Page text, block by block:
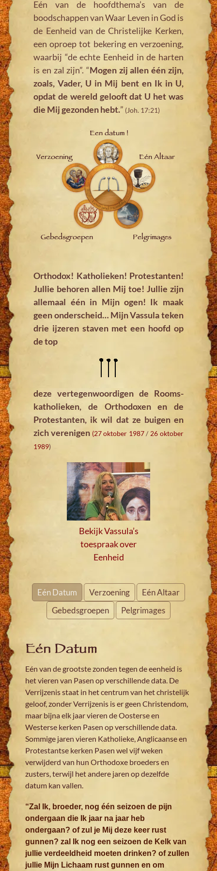
Eén van de hoofdthema’s van de
boodschappen van Waar Leven in God is
de Eenheid van de Christelijke Kerken,
een oproep tot bekering en verzoening,
waarbij “de echte Eenheid in de harten
is en zal zijn”. “Mogen zij allen één zijn,
zoals, Vader, U in Mij bent en Ik in U,
opdat de wereld gelooft dat U het was
die Mij gezonden hebt.” (Joh. 17:21)
Een datum !
Verzoening Eén Altaar
Gebedsgroepen Pelgrimages
Orthodox! Katholieken! Protestanten!
Jullie behoren allen Mij toe! Jullie zijn
allemaal één in Mijn ogen! Ik maak
geen onderscheid… Mijn Vassula teken
drie ijzeren staven met een hoofd op
de top
deze vertegenwoordigen de Rooms-
katholieken, de Orthodoxen en de
Protestanten, ik wil dat ze buigen en
zich verenigen (27 oktober 1987/ 26 oktober
1989)
Bekijk Vassula’s
toespraak over
Eenheid
Eén Datum Verzoening
Eén Altaar
Gebedsgroepen
Pelgrimages
Eén Datum
Eén van de grootste zonden tegen de eenheid is
het vieren van Pasen op verschillende data. De
Verrijzenis staat in het centrum van het christelijk
geloof, zonder Verrijzenis is er geen Christendom,
maar bijna elk jaar vieren de Oosterse en
Westerse kerken Pasen op verschillende data.
Sommige jaren vieren Katholieke, Anglicaanse en
Protestantse kerken Pasen wel vijf weken
verwijderd van hun Orthodoxe broeders en
zusters, terwijl het andere jaren op dezelfde
datum kan vallen.
“Zal Ik, broeder, nog één seizoen de pijn
ondergaan die Ik jaar na jaar heb
ondergaan? of zul je Mij deze keer rust
gunnen? zal Ik nog een seizoen de Kelk van
jullie verdeeldheid moeten drinken? of zullen
jullie Mijn Lichaam rust gunnen en om